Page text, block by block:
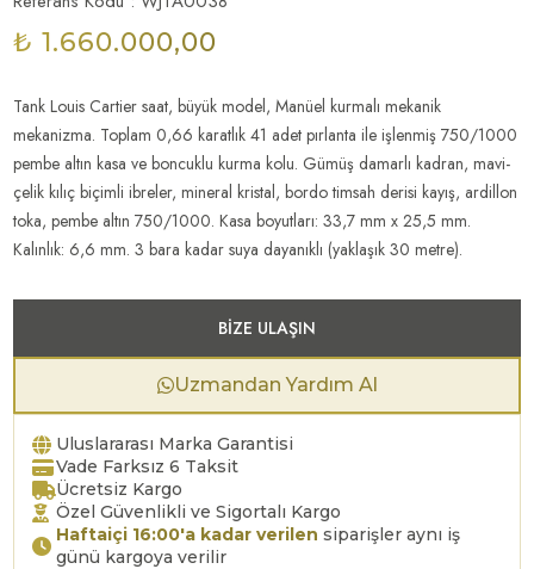
₺ 1.660.000,00
Tank Louis Cartier saat, büyük model, Manüel kurmalı mekanik
mekanizma. Toplam 0,66 karatlık 41 adet pırlanta ile işlenmiş 750/1000
pembe altın kasa ve boncuklu kurma kolu. Gümüş damarlı kadran, mavi-
çelik kılıç biçimli ibreler, mineral kristal, bordo timsah derisi kayış, ardillon
toka, pembe altın 750/1000. Kasa boyutları: 33,7 mm x 25,5 mm.
Kalınlık: 6,6 mm. 3 bara kadar suya dayanıklı (yaklaşık 30 metre).
BIZE ULAŞIN
Uzmandan Yardım Al
Uluslararası Marka Garantisi
Vade Farksız 6 Taksit
Ücretsiz Kargo
Özel Güvenlikli ve Sigortalı Kargo
Haftaiçi 16:00'a kadar verilen siparişler aynı iş
günü kargoya verilir